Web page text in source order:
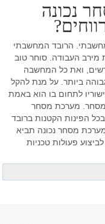
נכונה
הרובד המחשבתי
העבודה. סוחר טוב
ואת כל המחשבה
ביותר. על מנת להקל
לתחום בו הוא באמת
מערכת מסחר
הפינות הקטנות ברובד
מסחר נכונה תביא
פעולות טכניות